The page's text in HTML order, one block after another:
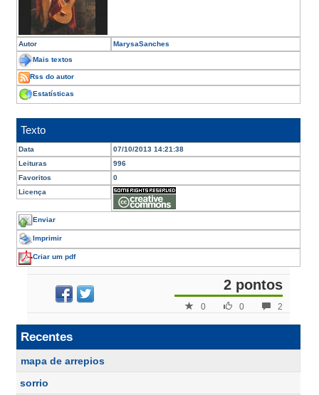
Autor MarysaSanches
Mais textos
Rss do autor
Estatísticas
Texto
Data
07/10/2013 14:21:38
Leituras
996
Favoritos
0
Licença
Enviar
Imprimir
Criar um pdf
2 pontos
2
0
0
Recentes
mapa de arrepios
sorrio